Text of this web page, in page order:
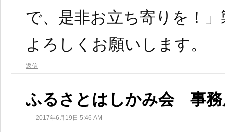
で、是非お立ち寄りを！
よろしくお願いします。
返信
ふるさとはしかみ会 事務
2017年6月19日 5:46 AM